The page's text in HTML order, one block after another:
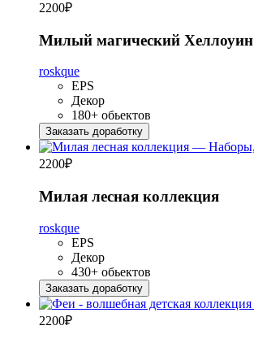
2200₽
Милый магический Хеллоуин
roskque
EPS
Декор
180+ обьектов
Заказать доработку
2200₽
Милая лесная коллекция
roskque
EPS
Декор
430+ обьектов
Заказать доработку
2200₽